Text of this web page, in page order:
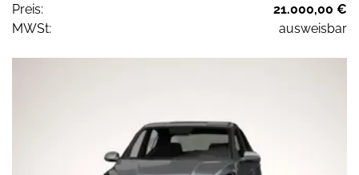
Preis:
21.000,00 €
MWSt:
ausweisbar